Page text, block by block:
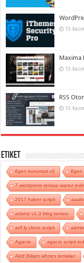
15
Maxima
15
RSS
15
Etiket
6gen kurumsal v3 6gen
7 wordpress teması warez indir
2017 haber scripti
adamz v1.3 blog teması
adf.ly clone scripti
Agar-io agar.io scripti
Aktif Bilişim whmcs temaları